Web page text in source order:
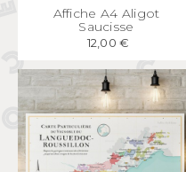
APERÇU RAPIDE
Affiche A4 Aligot
Saucisse
12,00 €